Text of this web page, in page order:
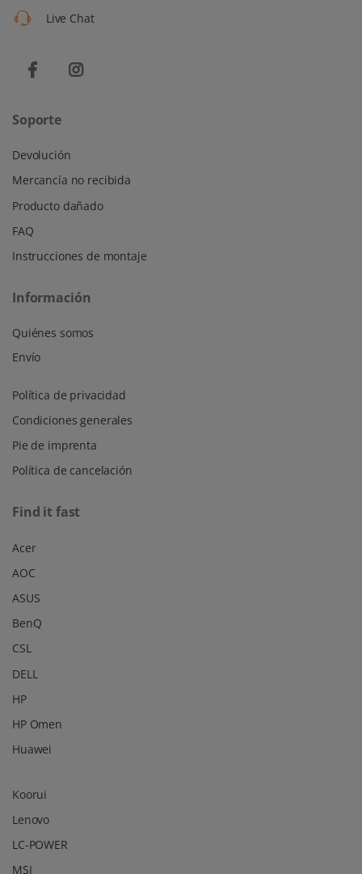
Live Chat
Soporte
Devolución
Mercancía no recibida
Producto dañado
FAQ
Instrucciones de montaje
Información
Quiénes somos
Envío
Política de privacidad
Condiciones generales
Pie de imprenta
Política de cancelación
Find it fast
Acer
AOC
ASUS
BenQ
CSL
DELL
HP
HP Omen
Huawei
Koorui
Lenovo
LC-POWER
MSI